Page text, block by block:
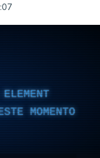
MOMENTO